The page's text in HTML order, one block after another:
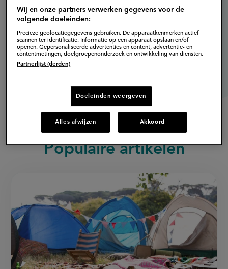
Populaire artikelen
Wij en onze partners verwerken gegevens voor de
volgende doeleinden:
Precieze geolocatiegegevens gebruiken. De apparaatkenmerken actief
scannen ter identificatie. Informatie op een apparaat opslaan en/of
openen. Gepersonaliseerde advertenties en content, advertentie- en
contentmetingen, doelgroepenonderzoek en ontwikkeling van diensten.
Partnerlijst (derden)
Doeleinden weergeven
Alles afwijzen Akkoord